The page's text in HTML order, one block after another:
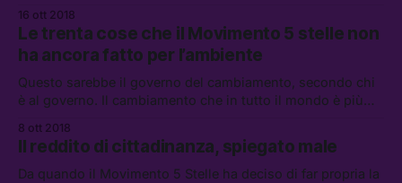
Stelle.
16 ott 2018
Le trenta cose che il Movimento 5 stelle non
ha ancora fatto per l’ambiente
Questo sarebbe il governo del cambiamento, secondo chi
è al governo. Il cambiamento che in tutto il mondo è più
8 ott 2018
Il reddito di cittadinanza, spiegato male
Da quando il Movimento 5 Stelle ha deciso di far propria la